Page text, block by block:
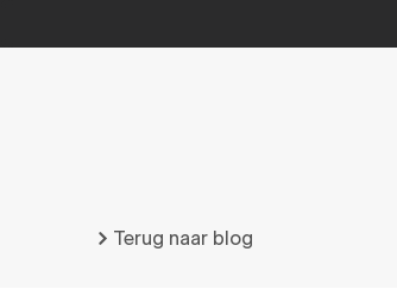
Terug naar blog